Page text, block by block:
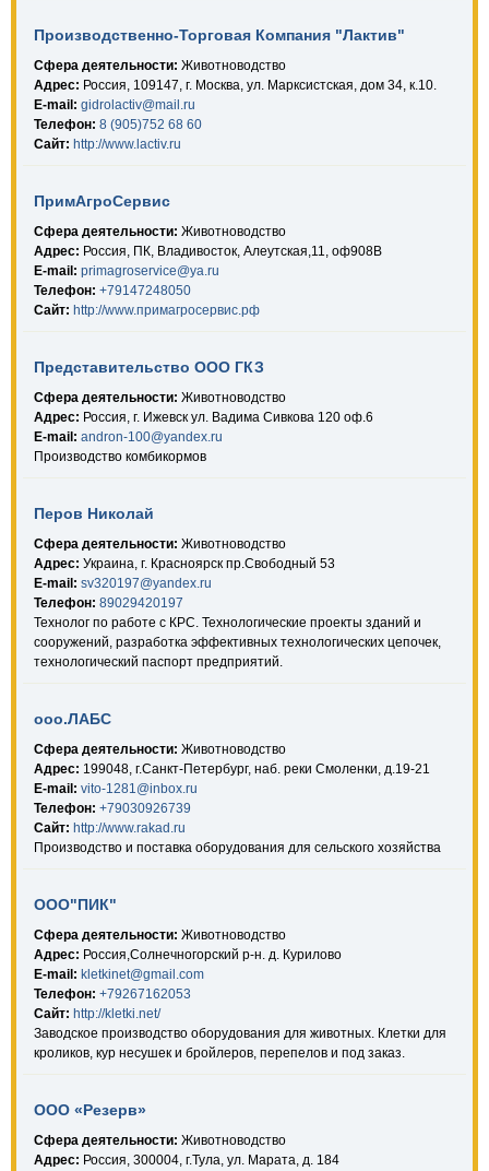
Производственно-Торговая Компания "Лактив"
Сфера деятельности: Животноводство
Адрес: Россия, 109147, г. Москва, ул. Марксистская, дом 34, к.10.
E-mail: gidrolactiv@mail.ru
Телефон: 8 (905)752 68 60
Сайт: http://www.lactiv.ru
ПримАгроСервис
Сфера деятельности: Животноводство
Адрес: Россия, ПК, Владивосток, Алеутская,11, оф908В
E-mail: primagroservice@ya.ru
Телефон: +79147248050
Сайт: http://www.примагросервис.рф
Представительство ООО ГКЗ
Сфера деятельности: Животноводство
Адрес: Россия, г. Ижевск ул. Вадима Сивкова 120 оф.6
E-mail: andron-100@yandex.ru
Производство комбикормов
Перов Николай
Сфера деятельности: Животноводство
Адрес: Украина, г. Красноярск пр.Свободный 53
E-mail: sv320197@yandex.ru
Телефон: 89029420197
Технолог по работе с КРС. Технологические проекты зданий и
сооружений, разработка эффективных технологических цепочек,
технологический паспорт предприятий.
ооо.ЛАБС
Сфера деятельности: Животноводство
Адрес: 199048, г.Санкт-Петербург, наб. реки Смоленки, д.19-21
E-mail: vito-1281@inbox.ru
Телефон: +79030926739
Сайт: http://www.rakad.ru
Производство и поставка оборудования для сельского хозяйства
ООО"ПИК"
Сфера деятельности: Животноводство
Адрес: Россия,Солнечногорский р-н. д. Курилово
E-mail: kletkinet@gmail.com
Телефон: +79267162053
Сайт: http://kletki.net/
Заводское производство оборудования для животных. Клетки для
кроликов, кур несушек и бройлеров, перепелов и под заказ.
ООО «Резерв»
Сфера деятельности: Животноводство
Адрес: Россия, 300004, г.Тула, ул. Марата, д. 184